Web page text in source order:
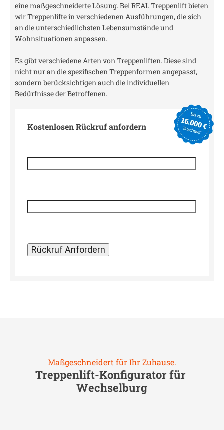
eine maßgeschneiderte Lösung. Bei REAL Treppenlift bieten
wir Treppenlifte in verschiedenen Ausführungen, die sich
an die unterschiedlichsten Lebensumstände und
Wohnsituationen anpassen.
Es gibt verschiedene Arten von Treppenliften. Diese sind
nicht nur an die spezifischen Treppenformen angepasst,
sondern berücksichtigen auch die individuellen
Bedürfnisse der Betroffenen.
Kostenlosen Rückruf anfordern
Maßgeschneidert für Ihr Zuhause.
Treppenlift-Konfigurator für
Wechselburg